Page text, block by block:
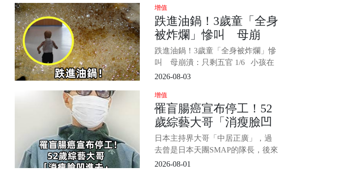
增值
跌進油鍋！3歲童「全身
被炸爛」慘叫 母崩
潰：只剩五官
跌進油鍋！3歲童「全身被炸爛」慘
叫 母崩潰：只剩五官 1/6 小孩在
玩耍時大人千萬要注意周遭環境安
童和小朋友追逐打鬧，結果不慎跌
進滾燙油鍋，男童送醫後全身65%的
面積燒傷，媽媽看了崩潰喊「就像
被剝了皮的羔羊一樣」。
2026-08-03
增值
罹盲腸癌宣布停工！52
歲綜藝大哥「消瘦臉凹
進去」公司鬆口「叫救
護車2度手術」憔悴模樣
曝
日本主持界大哥「中居正廣」，過
去曾是日本天團SMAP的隊長，後來
從偶像界轉戰綜藝圈後，靠著帥氣
2026-08-01